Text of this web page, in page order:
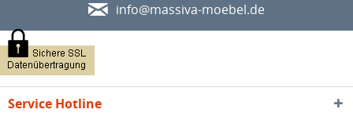
info@massiva-moebel.de
Service Hotline